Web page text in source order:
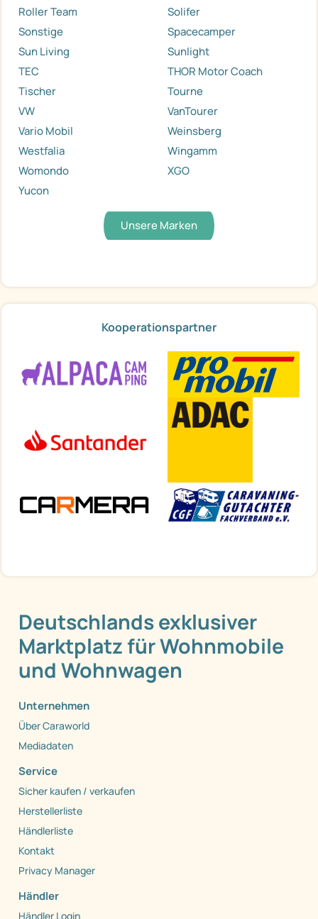
Roller Team
Solifer
Sonstige
Spacecamper
Sun Living
Sunlight
TEC
THOR Motor Coach
Tischer
Tourne
VW
VanTourer
Vario Mobil
Weinsberg
Westfalia
Wingamm
Womondo
XGO
Yucon
Unsere Marken
Kooperationspartner
Deutschlands exklusiver
Marktplatz für Wohnmobile
und Wohnwagen
Unternehmen
Über Caraworld
Mediadaten
Service
Sicher kaufen / verkaufen
Herstellerliste
Händlerliste
Kontakt
Privacy Manager
Händler
Händler Login